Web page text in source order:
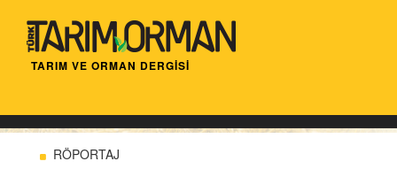
TARIM VE ORMAN DERGİSİ
RÖPORTAJ